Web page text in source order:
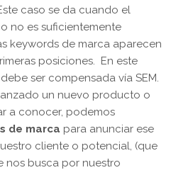
caso se da cuando el
no es suficientemente
keywords de marca aparecen
posiciones. En este
ser compensada vía SEM.
un nuevo producto o
a conocer, podemos
de marca para anunciar ese
cliente o potencial, (que
busca por nuestro